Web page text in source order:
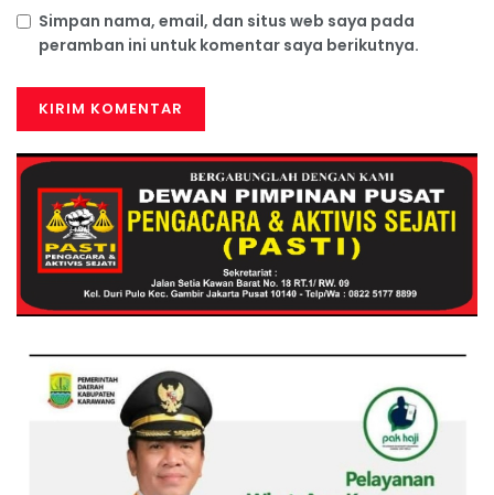
Simpan nama, email, dan situs web saya pada
peramban ini untuk komentar saya berikutnya.